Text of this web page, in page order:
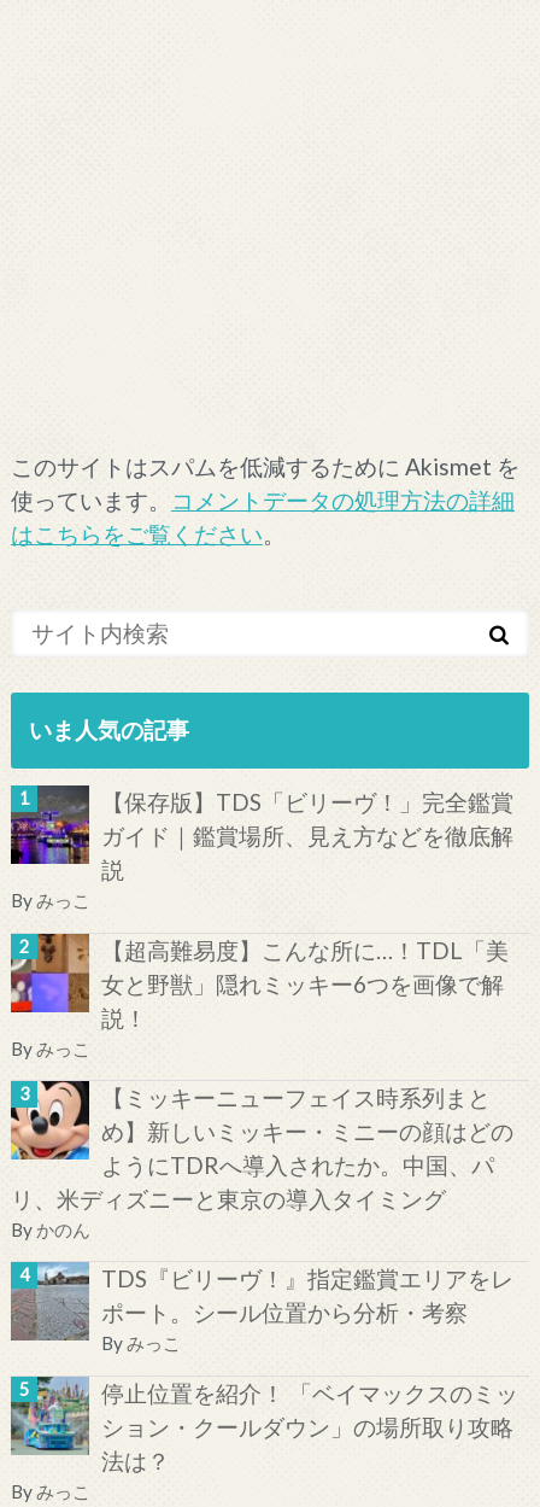
このサイトはスパムを低減するために Akismet を
使っています。
コメントデータの処理方法の詳細
はこちらをご覧ください。
いま人気の記事
【保存版】TDS「ビリーヴ！」完全鑑賞
ガイド｜鑑賞場所、見え方などを徹底解
説
Byみっこ
【超高難易度】こんな所に…！TDL「美
女と野獣」隠れミッキー6つを画像で解
説！
By みっこ
【ミッキーニューフェイス時系列まと
め】新しいミッキー・ミニーの顔はどの
ようにTDRへ導入されたか。中国、パ
リ、米ディズニーと東京の導入タイミング
By かのん
TDS『ビリーヴ！』指定鑑賞エリアをレ
ポート。シール位置から分析・考察
Byみっこ
停止位置を紹介！ 「ベイマックスのミッ
ション・クールダウン」の場所取り攻略
法は？
Byみっこ